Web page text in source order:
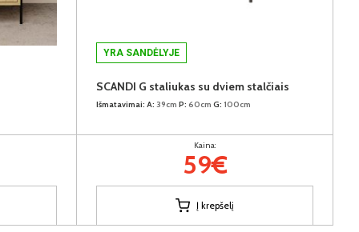
YRA SANDĖLYJE
SCANDI G staliukas su dviem stalčiais
Išmatavimai: A: 39cm P: 60cm G: 100cm
Kaina:
59€
Į krepšelį